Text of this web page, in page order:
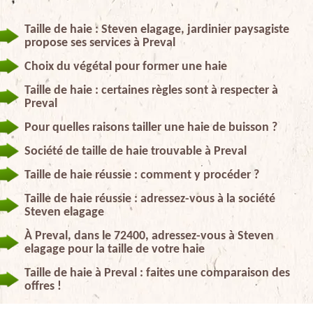
Taille de haie : Steven elagage, jardinier paysagiste
propose ses services à Preval
Choix du végétal pour former une haie
Taille de haie : certaines règles sont à respecter à
Preval
Pour quelles raisons tailler une haie de buisson ?
Société de taille de haie trouvable à Preval
Taille de haie réussie : comment y procéder ?
Taille de haie réussie : adressez-vous à la société
Steven elagage
À Preval, dans le 72400, adressez-vous à Steven
elagage pour la taille de votre haie
Taille de haie à Preval : faites une comparaison des
offres !